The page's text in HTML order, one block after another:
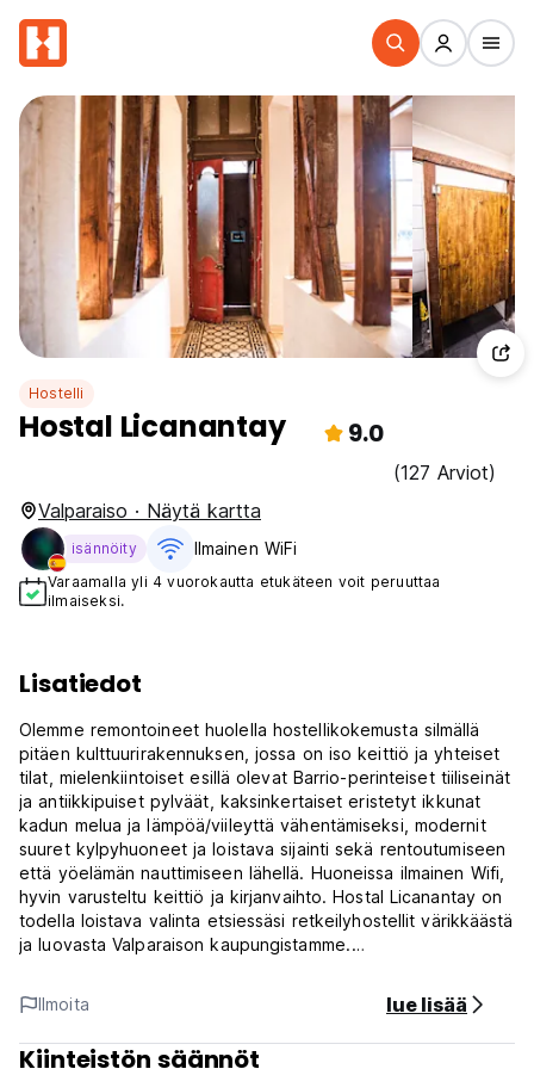
Hostelli
Hostal Licanantay 9.0
(127 Arviot)
Valparaiso · Näytä kartta
isännöity Ilmainen WiFi
Varaamalla yli 4 vuorokautta etukäteen voit peruuttaa
ilmaiseksi.
Lisatiedot
Olemme remontoineet huolella hostellikokemusta silmällä
pitäen kulttuurirakennuksen, jossa on iso keittiö ja yhteiset
tilat, mielenkiintoiset esillä olevat Barrio-perinteiset tiiliseinät
ja antiikkipuiset pylväät, kaksinkertaiset eristetyt ikkunat
kadun melua ja lämpöä/viileyttä vähentämiseksi, modernit
suuret kylpyhuoneet ja loistava sijainti sekä rentoutumiseen
että yöelämän nauttimiseen lähellä. Huoneissa ilmainen Wifi,
hyvin varusteltu keittiö ja kirjanvaihto. Hostal Licanantay on
todella loistava valinta etsiessäsi retkeilyhostellit värikkäästä
ja luovasta Valparaison kaupungistamme.
Sijaitsemme kätevästi lähellä Avenida Ecuadorin
suunnitelmaa, joten sinne on helppo päästä kävellen,
bussilla (numero 607 pysähtyy edessä), colectivolla tai
taksilla, ja se sijaitsee vain jännittävän baarin yöelämän
Ilmoita lue lisää
Kiinteistön säännöt